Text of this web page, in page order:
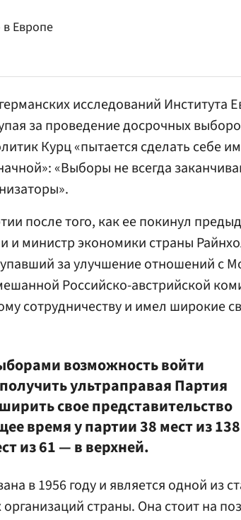
Европе
исследований Института
за проведение досрочных
Курц «пытается сделать себе
«Выборы не всегда
после того, как ее покинул
и министр экономики страны
за улучшение отношений с
Российско-австрийской
сотрудничеству и имел широкие
возможность войти
ультраправая Партия
свое представительство
время у партии 38 мест из 138
из 61 — в верхней.
в 1956 году и является одной из
страны. Она стоит на